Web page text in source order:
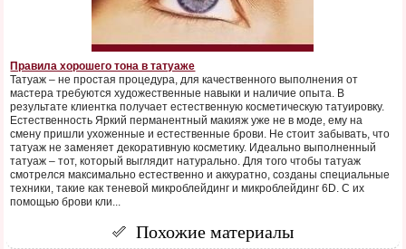
Правила хорошего тона в татуаже
Татуаж – не простая процедура, для качественного выполнения от
мастера требуются художественные навыки и наличие опыта. В
результате клиентка получает естественную косметическую татуировку.
Естественность Яркий перманентный макияж уже не в моде, ему на
смену пришли ухоженные и естественные брови. Не стоит забывать, что
татуаж не заменяет декоративную косметику. Идеально выполненный
татуаж – тот, который выглядит натурально. Для того чтобы татуаж
смотрелся максимально естественно и аккуратно, созданы специальные
техники, такие как теневой микроблейдинг и микроблейдинг 6D. С их
помощью брови кли...
Похожие материалы